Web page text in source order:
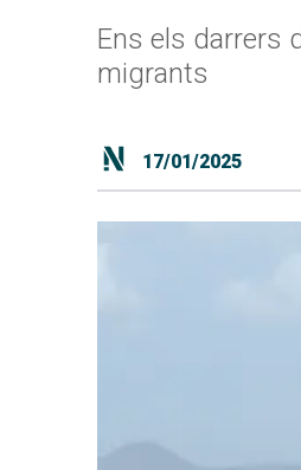
Ens els darrers
migrants
17/01/2025